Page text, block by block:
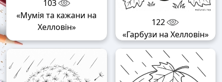
103
«Мумія та кажани на
Хелловін»
122
«Гарбузи на Хелловін»